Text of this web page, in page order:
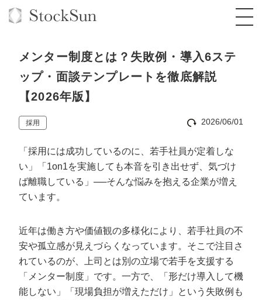
オーダーメイド支援
TOP
コンサルタント一覧
品質ガイドライン
クレーム窓口
BPO支援
定額制Webマーケティング代行『マキトルく
ん』
定額制営業代行『カリトルくん』
定額制採用代行・RPO『トルトルくん』
営業改善特化の動画制作『動画でカリトルく
ん』
定額LINE運用代行『LINEマキトルくん』
オリジナルサービス
格安でAI導入支援『あいのりAI』
1本無料で記事を制作『SEOトライアル』
定額制LP制作・改善『最強LP』
採用YouTubeチャンネル構築『トリトル』
実績
料金表
オンラインサロン
StockSun道場
動画編集
エンジニア
広告運用
会社概要・役員紹介
メンター制度とは？失敗例・導入6ステ
ップ・面談テンプレートを徹底解説
【2026年版】
採用 2026/06/01
「採用には成功しているのに、若手社員が定着しな
い」「1on1を実施しても本音を引き出せず、気づけ
ば離職している」──そんな悩みを抱える企業が増え
ています。
近年は働き方や価値観の多様化により、若手社員の不
安や孤立感が見えづらくなっています。そこで注目さ
れているのが、上司とは別の立場で若手を支援する
「メンター制度」です。一方で、「形だけ導入して機
能しない」「現場負担が増えただけ」という失敗例も